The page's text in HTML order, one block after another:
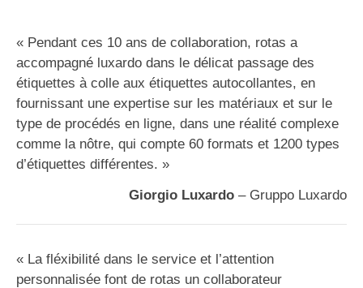
« Pendant ces 10 ans de collaboration, rotas a
accompagné luxardo dans le délicat passage des
étiquettes à colle aux étiquettes autocollantes, en
fournissant une expertise sur les matériaux et sur le
type de procédés en ligne, dans une réalité complexe
comme la nôtre, qui compte 60 formats et 1200 types
d’étiquettes différentes. »
Giorgio Luxardo – Gruppo Luxardo
« La fléxibilité dans le service et l’attention
personnalisée font de rotas un collaborateur